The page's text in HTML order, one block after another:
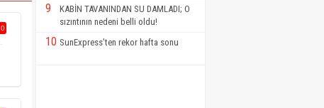
0
9
KABİN TAVANINDAN SU DAMLADI; O
sızıntının nedeni belli oldu!
10 SunExpress’ten rekor hafta sonu